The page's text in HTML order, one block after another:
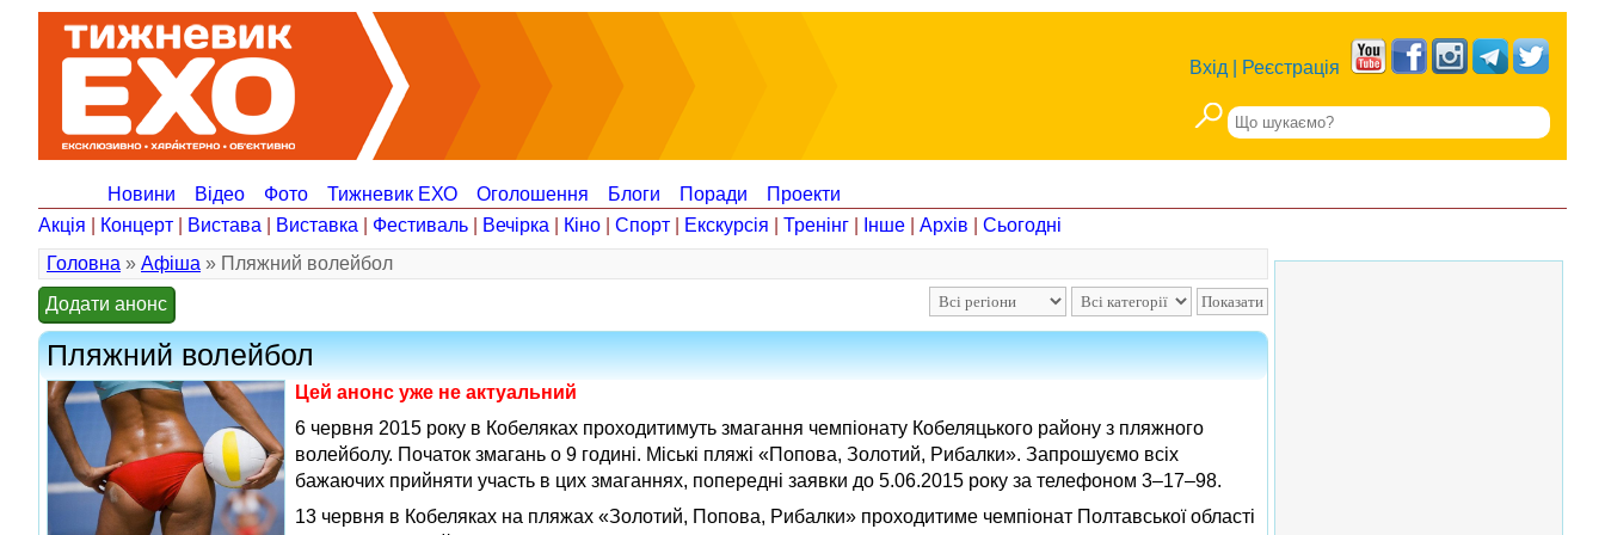
Вхід Реєстрація
Новини Відео Фото Тижневик ЕХО Оголошення Блоги Поради
Проекти
Акція
Концерт Вистава Виставка Фестиваль Вечірка Кіно Спорт Екскурсія Тренінг Інше Архів
Сьогодні
Головна » Афіша » Пляжний волейбол
Додати анонс
Пляжний волейбол
Цей анонс уже не актуальний
6 червня 2015 року в Кобеляках проходитимуть змагання чемпіонату Кобеляцького району з пляжного
волейболу. Початок змагань о 9 годині. Міські пляжі «Попова, Золотий, Рибалки». Запрошуємо всіх
бажаючих прийняти участь в цих змаганнях, попередні заявки до 5.06.2015 року за телефоном 3–17–98.
13 червня в Кобеляках на пляжах «Золотий, Попова, Рибалки» проходитиме чемпіонат Полтавської області